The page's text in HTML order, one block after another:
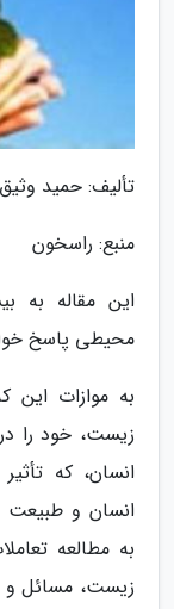
تألیف: حمید
منبع: راسخون
این مقاله به
محیطی پاسخ
به موازات
زیست، خود را در
انسان، که
انسان و طبیعت
به مطالعه
زیست، مسائل و